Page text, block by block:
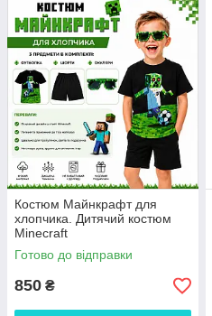
Костюм Майнкрафт для
хлопчика. Дитячий костюм
Minecraft
Готово до відправки
850 ₴